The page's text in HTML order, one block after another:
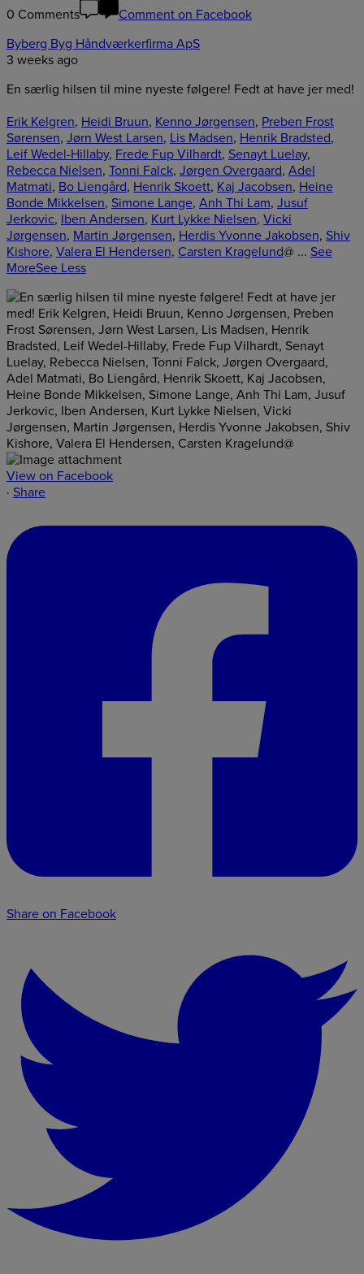
0 Comments
Comment on Facebook
Byberg Byg Håndværkerfirma ApS
3 weeks ago
En særlig hilsen til mine nyeste følgere! Fedt at have jer med!
Erik Kelgren, Heidi Bruun, Kenno Jørgensen, Preben Frost
Sørensen, Jørn West Larsen, Lis Madsen, Henrik Bradsted,
Leif Wedel-Hillaby, Frede Fup Vilhardt, Senayt Luelay,
Rebecca Nielsen, Tonni Falck, Jørgen Overgaard, Adel
Matmati, Bo Liengård, Henrik Skoett, Kaj Jacobsen, Heine
Bonde Mikkelsen, Simone Lange, Anh Thi Lam, Jusuf
Jerkovic, Iben Andersen, Kurt Lykke Nielsen, Vicki
Jørgensen, Martin Jørgensen, Herdis Yvonne Jakobsen, Shiv
Kishore, Valera El Hendersen, Carsten Kragelund@ ... See
MoreSee Less
View on Facebook
· Share
Share on Facebook